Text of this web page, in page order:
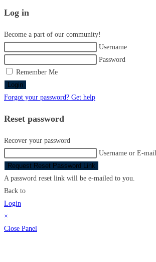
website
Log in
Become a part of our community!
Username
Password
Remember Me
Login
Forgot your password? Get help
Reset password
Recover your password
Username or E-mail
Request Reset Password Link
A password reset link will be e-mailed to you.
Back to
Login
×
Close Panel